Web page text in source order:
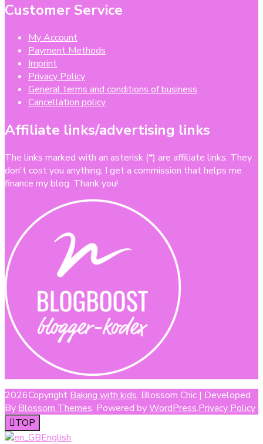
Customer Service
My Account
Payment Methods
Imprint
Privacy Policy
General terms and conditions of business
Cancellation policy
Affiliate links/advertising links
The links marked with an asterisk (*) are affiliate links. They
don't cost you anything, I get a commission that helps me
finance my blog. Thank you!
2026Copyright Baking with kids. Blossom Chic | Developed
By Blossom Themes. Powered byWordPress.Privacy Policy
TOP
English